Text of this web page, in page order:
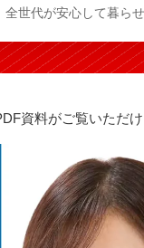
世代が安心して暮らせ
資料がご覧いただけ